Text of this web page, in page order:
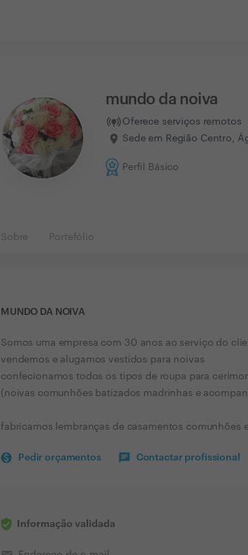
mundo da noiva
Oferece serviços remotos
Sede em Região Centro,
Perfil Básico
Sobre Portefólio
MUNDO DA NOIVA
Somos uma empresa com 30 anos ao serviço do
vendemos e alugamos vestidos para noivas
confecionamos todos os tipos de roupa para
(noivas comunhões batizados madrinhas e
fabricamos lembranças de casamentos comunhões
Pedir orçamentos Contactar profissional
Informação validada